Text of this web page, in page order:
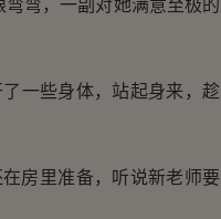
弯，一副对她满意至极的
一些身体，站起身来，趁
房里准备，听说新老师要